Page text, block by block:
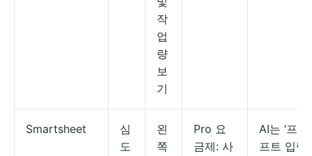
작
업
량
보
기
Smartsheet
심
도
왼
쪽
Pro 요
금제: 사
AI는 ‘프롬
프트 입력